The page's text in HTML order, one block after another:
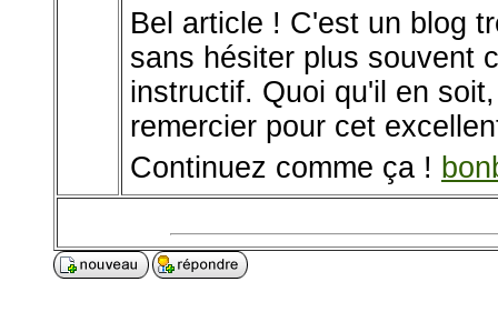
Bel article ! C'est un blog
sans hésiter plus souvent
instructif. Quoi qu'il en
remercier pour cet
Continuez comme ça !